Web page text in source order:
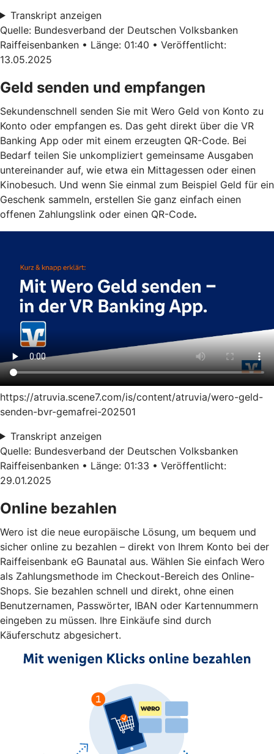
Transkript anzeigen
Quelle: Bundesverband der Deutschen Volksbanken
Raiffeisenbanken • Länge: 01:40 • Veröffentlicht:
13.05.2025
Geld senden und empfangen
Sekundenschnell senden Sie mit Wero Geld von Konto zu
Konto oder empfangen es. Das geht direkt über die VR
Banking App oder mit einem erzeugten QR-Code. Bei
Bedarf teilen Sie unkompliziert gemeinsame Ausgaben
untereinander auf, wie etwa ein Mittagessen oder einen
Kinobesuch. Und wenn Sie einmal zum Beispiel Geld für ein
Geschenk sammeln, erstellen Sie ganz einfach einen
offenen Zahlungslink oder einen QR-Code.
https://atruvia.scene7.com/is/content/atruvia/wero-geld-
senden-bvr-gemafrei-202501
Transkript anzeigen
Quelle: Bundesverband der Deutschen Volksbanken
Raiffeisenbanken • Länge: 01:33 • Veröffentlicht:
29.01.2025
Online bezahlen
Wero ist die neue europäische Lösung, um bequem und
sicher online zu bezahlen – direkt von Ihrem Konto bei der
Raiffeisenbank eG Baunatal aus. Wählen Sie einfach Wero
als Zahlungsmethode im Checkout-Bereich des Online-
Shops. Sie bezahlen schnell und direkt, ohne einen
Benutzernamen, Passwörter, IBAN oder Kartennummern
eingeben zu müssen. Ihre Einkäufe sind durch
Käuferschutz abgesichert.